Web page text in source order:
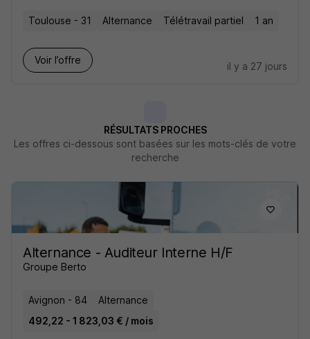
Toulouse - 31 Alternance Télétravail partiel 1 an
Voir l’offre
il y a 27 jours
RÉSULTATS PROCHES
Les offres ci-dessous sont basées sur les mots-clés de votre
recherche
Alternance - Auditeur Interne H/F
Groupe Berto
Avignon - 84
Alternance
492,22 - 1 823,03 € / mois